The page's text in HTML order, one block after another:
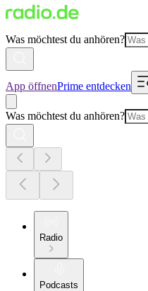
Was möchtest du anhören?
App öffnenPrime entdecken
Was möchtest du anhören?
Radio
Podcasts